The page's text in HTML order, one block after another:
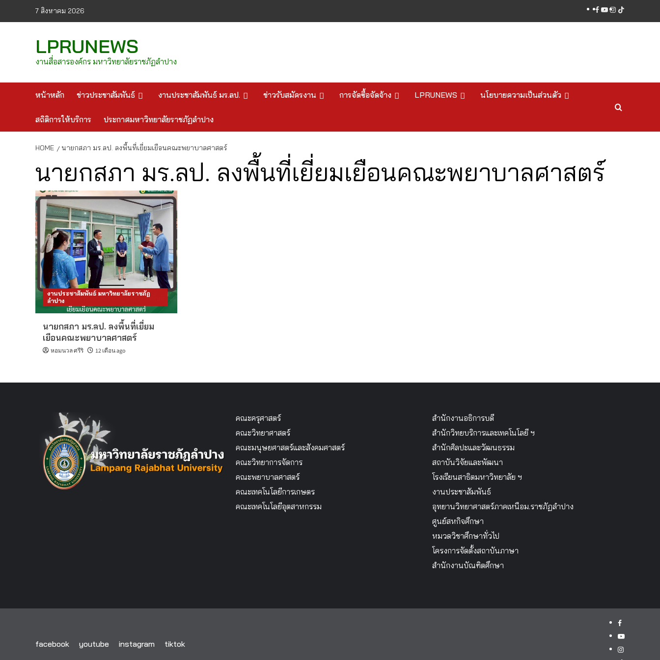
7 สิงหาคม 2026 facebook
youtube
instagram
tiktok
LPRUNEWS
งานสื่อสารองค์กร มหาวิทยาลัยราชภัฏลำปาง
หน้าหลัก ข่าวประชาสัมพันธ์ งานประชาสัมพันธ์ มร.ลป. ข่าวรับสมัครงาน การจัดซื้อจัดจ้าง LPRUNEWS นโยบายความเป็นส่วนตัว
สถิติการให้บริการ ประกาศมหาวิทยาลัยราชภัฏลำปาง
HOME นายกสภา มร.ลป. ลงพื้นที่เยี่ยมเยือนคณะพยาบาลศาสตร์
นายกสภา มร.ลป. ลงพื้นที่เยี่ยมเยือนคณะพยาบาลศาสตร์
งานประชาสัมพันธ์ มหาวิทยาลัยราชภัฏ
ลำปาง
นายกสภา มร.ลป. ลงพื้นที่เยี่ยม
เยือนคณะพยาบาลศาสตร์
หอมนวล ศรีริ 12 เดือน ago
คณะครุศาสตร์
คณะวิทยาศาสตร์
คณะมนุษยศาสตร์และสังคมศาสตร์
คณะวิทยาการจัดการ
คณะพยาบาลศาสตร์
คณะเทคโนโลยีการเกษตร
คณะเทคโนโลยีอุตสาหกรรม
สำนักงานอธิการบดี
สำนักวิทยบริการและเทคโนโลยี ฯ
สำนักศิลปะและวัฒนธรรม
สถาบันวิจัยและพัฒนา
โรงเรียนสาธิตมหาวิทยาลัย ฯ
งานประชาสัมพันธ์
อุทยานวิทยาศาสตร์ภาคเหนือม.ราชภัฏลำปาง
ศูนย์สหกิจศึกษา
หมวดวิชาศึกษาทั่วไป
โครงการจัดตั้งสถาบันภาษา
สำนักงานบัณฑิตศึกษา
facebook youtube instagram tiktok
facebook
youtube
instagram